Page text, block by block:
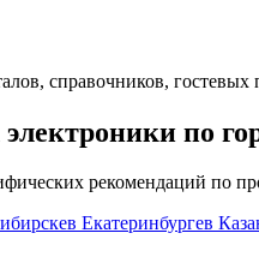
справочников,
по
рекомендаций по
в Екатеринбургев